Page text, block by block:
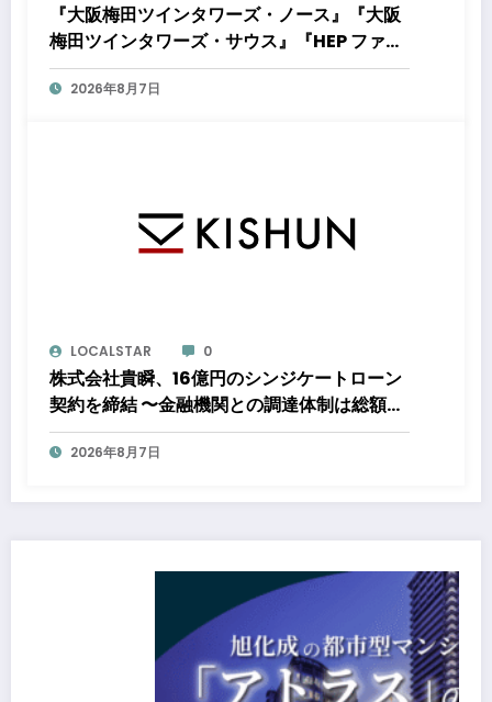
『大阪梅田ツインタワーズ・ノース』『大阪
梅田ツインタワーズ・サウス』『HEP ファイ
ブ』において8月下旬から「オフサイト型コ
ーポレートPPA」による再生可能エネルギー
2026年8月7日
LOCALSTAR 0
株式会社貴瞬、16億円のシンジケートローン
契約を締結 〜金融機関との調達体制は総額約
80億円規模へ。DX・海外展開をはじめとし
た成長投資を加速～
2026年8月7日